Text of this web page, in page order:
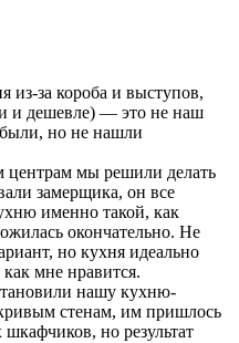
из-за короба и выступов,
и дешевле) — это не наш
но не нашли
центрам мы решили делать
замерщика, он все
именно такой, как
окончательно. Не
но кухня идеально
мне нравится.
нашу кухню-
стенам, им пришлось
но результат